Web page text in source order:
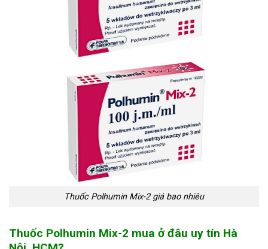
Thuốc Polhumin Mix-2 giá bao nhiêu
Thuốc Polhumin Mix-2 mua ở đâu uy tín Hà